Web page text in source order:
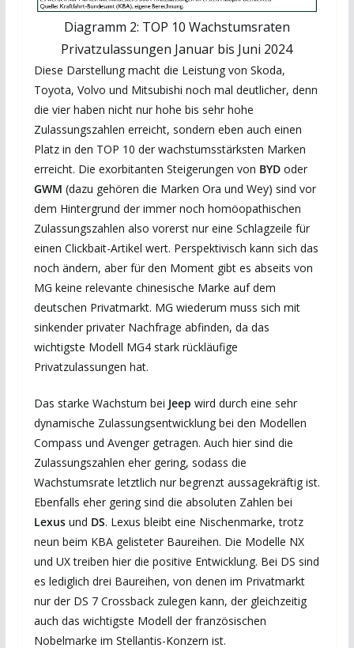
Diagramm 2: TOP 10 Wachstumsraten
Privatzulassungen Januar bis Juni 2024
Diese Darstellung macht die Leistung von Skoda,
Toyota, Volvo und Mitsubishi noch mal deutlicher, denn
die vier haben nicht nur hohe bis sehr hohe
Zulassungszahlen erreicht, sondern eben auch einen
Platz in den TOP 10 der wachstumsstärksten Marken
erreicht. Die exorbitanten Steigerungen von BYDoder
GWM (dazu gehören die Marken Ora und Wey) sind vor
dem Hintergrund der immer noch homöopathischen
Zulassungszahlen also vorerst nur eine Schlagzeile für
einen Clickbait-Artikel wert. Perspektivisch kann sich das
noch ändern, aber für den Moment gibt es abseits von
MG keine relevante chinesische Marke auf dem
deutschen Privatmarkt. MG wiederum muss sich mit
sinkender privater Nachfrage abfinden, da das
wichtigste Modell MG4 stark rückläufige
Privatzulassungen hat.
Das starke Wachstum bei Jeep wird durch eine sehr
dynamische Zulassungsentwicklung bei den Modellen
Compass und Avenger getragen. Auch hier sind die
Zulassungszahlen eher gering, sodass die
Wachstumsrate letztlich nur begrenzt aussagekräftig ist.
Ebenfalls eher gering sind die absoluten Zahlen bei
Lexusund DS. Lexus bleibt eine Nischenmarke, trotz
neun beim KBA gelisteter Baureihen. Die Modelle NX
und UX treiben hier die positive Entwicklung. Bei DS sind
es lediglich drei Baureihen, von denen im Privatmarkt
nur der DS 7 Crossback zulegen kann, der gleichzeitig
auch das wichtigste Modell der französischen
Nobelmarke im Stellantis-Konzern ist.